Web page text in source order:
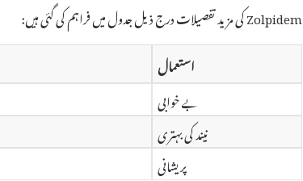
Zolpidem کی مزید تفصیلات درج ذیل جدول میں فراہم کی گئی ہیں:
استعمال
بے خوابی
نیند کی بہتری
پریشانی